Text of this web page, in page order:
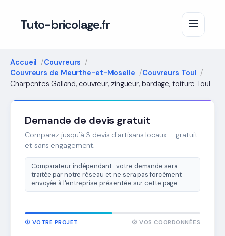
Tuto-bricolage.fr
Accueil
Couvreurs
Couvreurs de Meurthe-et-Moselle
Couvreurs Toul
Charpentes Galland, couvreur, zingueur, bardage, toiture Toul
Demande de devis gratuit
Comparez jusqu'à 3 devis d'artisans locaux — gratuit
et sans engagement.
Comparateur indépendant : votre demande sera
traitée par notre réseau et ne sera pas forcément
envoyée à l'entreprise présentée sur cette page.
① VOTRE PROJET ② VOS COORDONNÉES